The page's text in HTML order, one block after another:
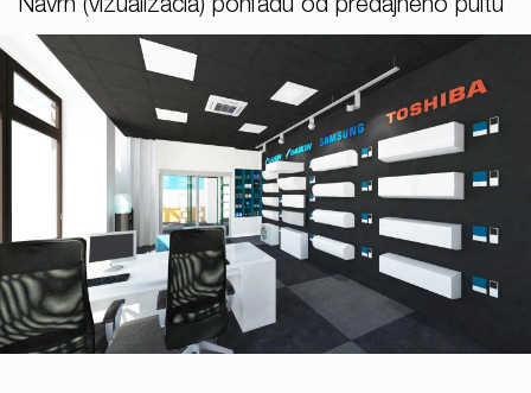
Návrh (vizualizácia) pohľadu od predajného pultu